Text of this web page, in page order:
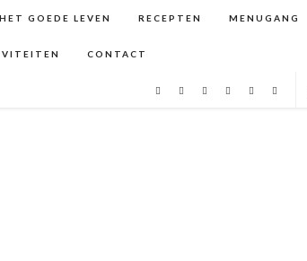
GOEDE LEVEN RECEPTEN MENUGANG
CONTACT